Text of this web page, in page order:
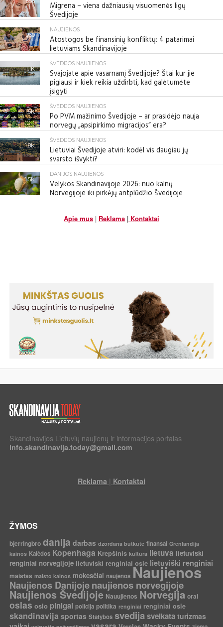
Migrena – viena dažniausių visuomenės ligų
Švedijoje
930
NAUJIENOS
Atostogos be finansinių konfliktų: 4 patarimai
lietuviams Skandinavijoje
1.1K
ŠVEDIJOS NAUJIENOS
Svajojate apie vasarnamį Švedijoje? Štai kur jie
pigiausi ir kiek reikia uždirbti, kad galėtumėte
įsigyti
1.5K
ŠVEDIJOS NAUJIENOS
Po PVM mažinimo Švedijoje – ar prasidėjo nauja
norvegų „apsipirkimo migracijos“ era?
1.8K
ŠVEDIJOS NAUJIENOS
Lietuviai Švedijoje atviri: kodėl vis daugiau jų
svarsto išvykti?
1.5K
DANIJOS NAUJIENOS
Velykos Skandinavijoje 2026: nuo kalnų
Norvegijoje iki pirkėjų antplūdžio Švedijoje
Apie mus| Reklama| Kontaktai
Skandinavijos Lietuvių naujienų ir informacijos portalas
info.skandinavija.today@gmail.com
Reklama | Kontaktai
ŽYMOS
bjerringbro danija darbas dzordana butkute finansai Grenlandija
kainos Kalėdos Kopenhaga Krepšinis kultūra lietuva lietuviski
renginiai norvegijoje lietuviski renginiai osle lietuviški renginiai
maistas maisto kainos mokesčiai naujenos Naujienos
Naujienos Danijojenaujienos norvegijoje
Naujienos Švedijoje Nauujienos Norvegija orai
oslas oslo pinigai policija politika renginiai renginiai osle
skandinavija sportas Statybos svedijasveikata turizmas